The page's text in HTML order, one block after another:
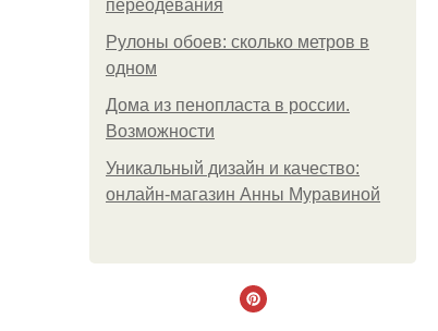
переодевания
Рулоны обоев: сколько метров в
одном
Дома из пенопласта в россии.
Возможности
Уникальный дизайн и качество:
онлайн-магазин Анны Муравиной